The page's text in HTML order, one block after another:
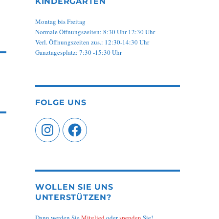
Montag bis Freitag
Normale Öffnungszeiten: 8:30 Uhr-12:30 Uhr
Verl. Öffnungszeiten zus.: 12:30-14:30 Uhr
Ganztagesplatz: 7:30 -15:30 Uhr
FOLGE UNS
InstagramFacebook
WOLLEN SIE UNS
UNTERSTÜTZEN?